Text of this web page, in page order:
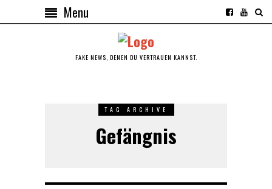
Menu
FAKE NEWS, DENEN DU VERTRAUEN KANNST.
TAG ARCHIVE
Gefängnis